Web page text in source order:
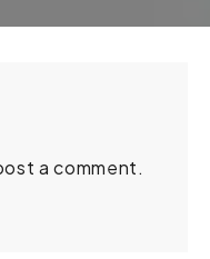
a comment.